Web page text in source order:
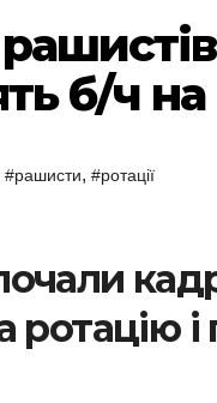
б/ч
#рашисти, #ротації
ротацію